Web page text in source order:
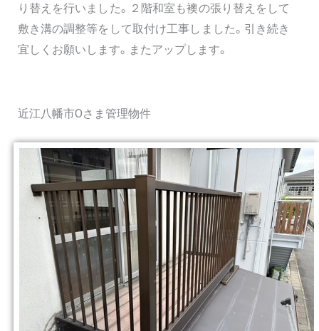
り替えを行いました。２階和室も襖の張り替えをして
敷き溝の調整等をして取付け工事しました。引き続き
宜しくお願いします。またアップします。
近江八幡市Oさま管理物件